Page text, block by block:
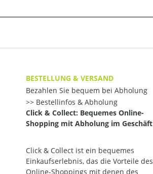
BESTELLUNG & VERSAND
Bezahlen Sie bequem bei Abholung
Bestellinfos & Abholung
Click & Collect: Bequemes Online-
Shopping mit Abholung im Geschäft
Click & Collect ist ein bequemes
Einkaufserlebnis, das die Vorteile des
Online-Shoppings mit denen des